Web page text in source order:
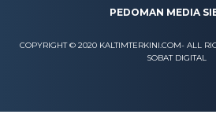
PEDOMAN MEDIA
COPYRIGHT © 2020 KALTIMTERKINI.COM- ALL
SOBAT DIGITAL